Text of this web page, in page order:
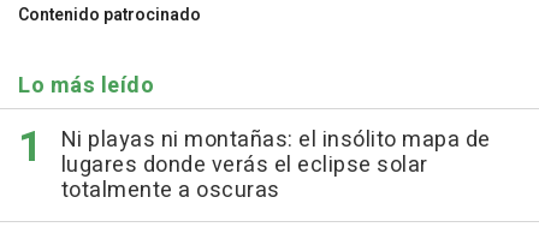
Contenido patrocinado
Lo más leído
Ni playas ni montañas: el insólito mapa de
lugares donde verás el eclipse solar
totalmente a oscuras